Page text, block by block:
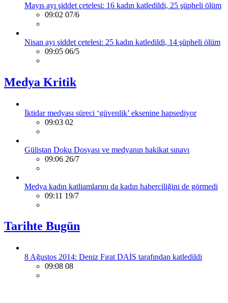
Mayıs ayı şiddet çetelesi: 16 kadın katledildi, 25 şüpheli ölüm
09:02 07/6
Nisan ayı şiddet çetelesi: 25 kadın katledildi, 14 şüpheli ölüm
09:05 06/5
Medya Kritik
İktidar medyası süreci ‘güvenlik’ eksenine hapsediyor
09:03 02
Gülistan Doku Dosyası ve medyanın hakikat sınavı
09:06 26/7
Medya kadın katliamlarını da kadın haberciliğini de görmedi
09:11 19/7
Tarihte Bugün
8 Ağustos 2014: Deniz Fırat DAİŞ tarafından katledildi
09:08 08